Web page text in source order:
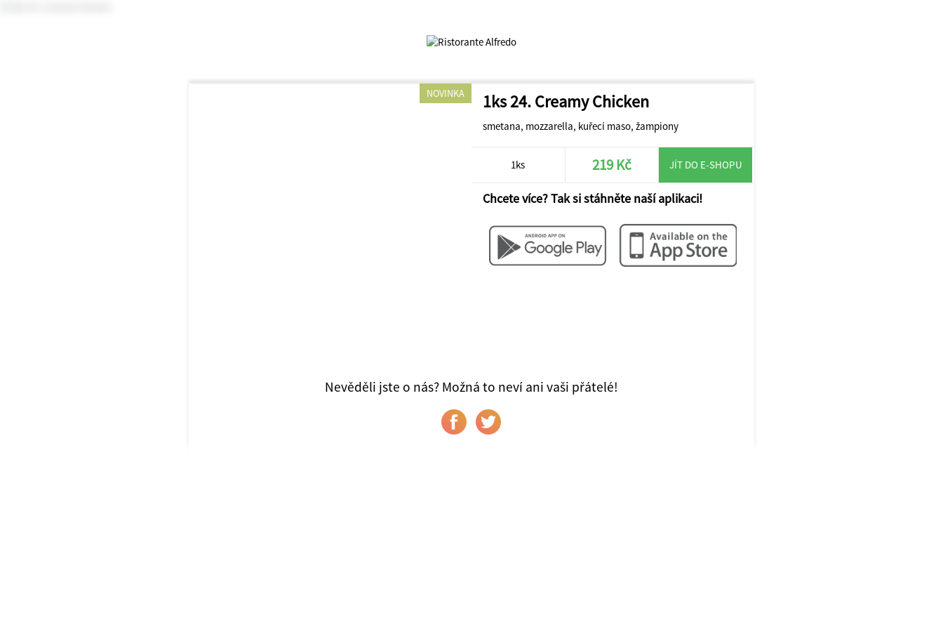
NOVINKA 1ks 24. Creamy Chicken
smetana, mozzarella, kuřecí maso, žampiony
1ks 219 Kč JÍT DO E-SHOPU
Chcete více? Tak si stáhněte naší aplikaci!
Nevěděli jste o nás? Možná to neví ani vaši přátelé!